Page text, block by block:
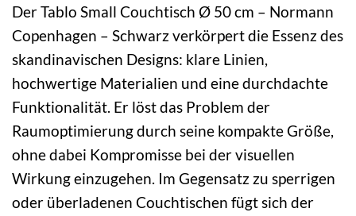
Der Tablo Small Couchtisch Ø 50 cm – Normann
Copenhagen – Schwarz verkörpert die Essenz des
skandinavischen Designs: klare Linien,
hochwertige Materialien und eine durchdachte
Funktionalität. Er löst das Problem der
Raumoptimierung durch seine kompakte Größe,
ohne dabei Kompromisse bei der visuellen
Wirkung einzugehen. Im Gegensatz zu sperrigen
oder überladenen Couchtischen fügt sich der